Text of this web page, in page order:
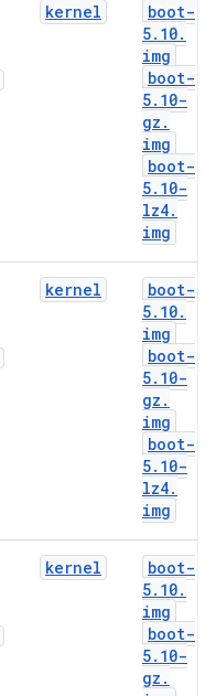
kernel
boot-
5. 10.
img
boot-
5. 10-
gz .
img
boot-
5. 10-
lz4.
img
kernel
boot-
5. 10.
img
boot-
5. 10-
gz .
img
boot-
5. 10-
lz4.
img
kernel
boot-
5. 10.
img
boot-
5. 10-
gz .